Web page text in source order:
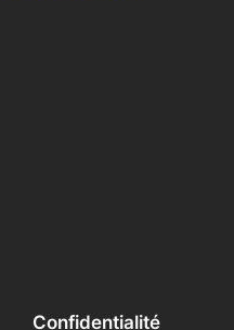
Confidentialité